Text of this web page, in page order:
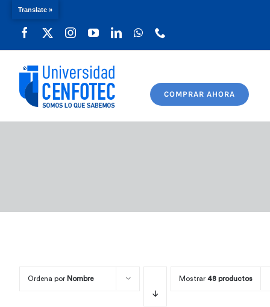
COMPRAR AHORA
Ordena por Nombre Mostrar 48 productos
Translate »